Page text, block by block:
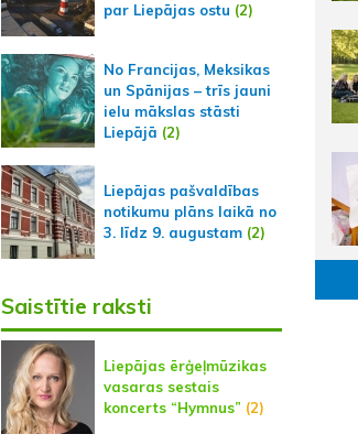
par Liepājas ostu (2)
No Francijas, Meksikas
un Spānijas – trīs jauni
ielu mākslas stāsti
Liepājā (2)
Liepājas pašvaldības
notikumu plāns laikā no
3. līdz 9. augustam(2)
Saistītie raksti
Liepājas ērģeļmūzikas
vasaras sestais
koncerts “Hymnus” (2)